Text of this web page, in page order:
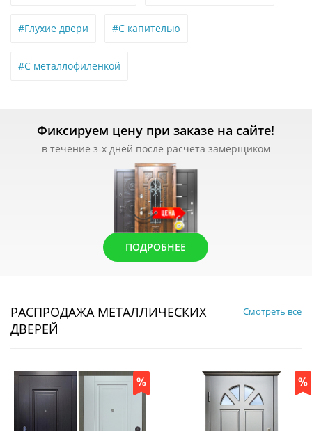
#Глухие двери #С капителью
#С металлофиленкой
Фиксируем цену при заказе на сайте!
в течение з-х дней после расчета замерщиком
ПОДРОБНЕЕ
РАСПРОДАЖА МЕТАЛЛИЧЕСКИХ
ДВЕРЕЙ
Смотреть все